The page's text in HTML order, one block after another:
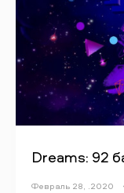
Dreams: 92
Февраль 28, .2020